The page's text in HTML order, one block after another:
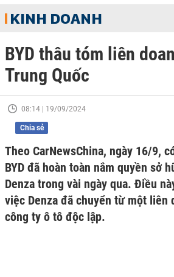
KINH DOANH
BYD thâu tóm liên
Trung Quốc
08:14 | 19/09/2024
Chia sẻ
Theo CarNewsChina, ngày 16/9,
BYD đã hoàn toàn nắm quyền sở
Denza trong vài ngày qua. Điều
việc Denza đã chuyển từ một liên
công ty ô tô độc lập.